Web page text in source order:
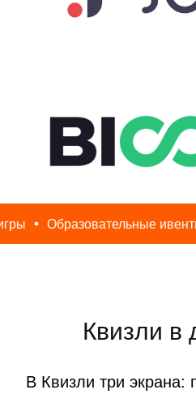
Образовательные ивенты
Квизли в
В Квизли три экрана: